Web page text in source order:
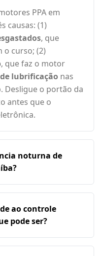
PPA em
causas: (1)
, que
o curso; (2)
, que faz o motor
lubrificação nas
Desligue o portão da
antes que o
noturna de
ao controle
pode ser?